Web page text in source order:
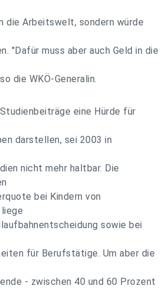
die Arbeitswelt, sondern würde
"Dafür muss aber auch Geld in die
die WKÖ-Generalin.
eine Hürde für
darstellen, sei 2003 in
nicht mehr haltbar. Die
bei Kindern von
sowie bei
für Berufstätige. Um aber die
- zwischen 40 und 60 Prozent